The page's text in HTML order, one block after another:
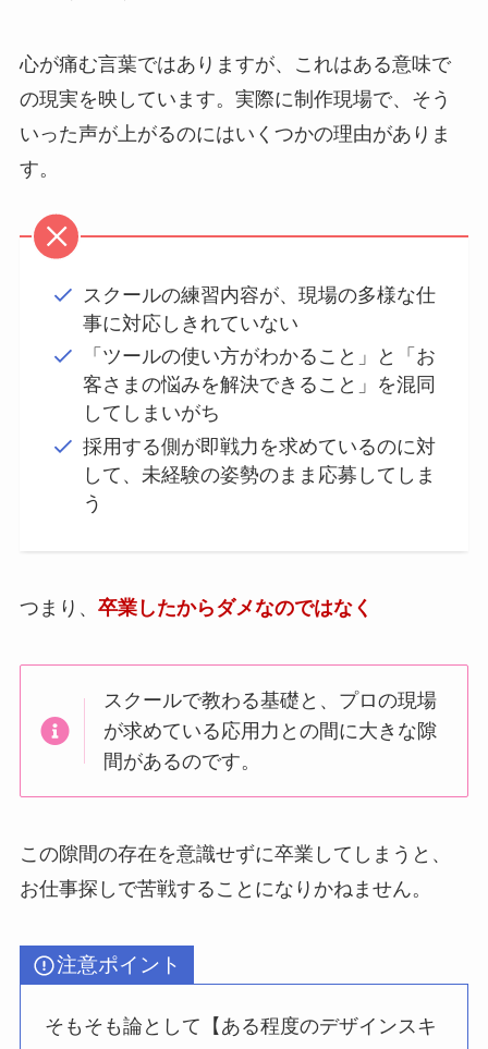
心が痛む言葉ではありますが、これはある意味で
の現実を映しています。実際に制作現場で、そう
いった声が上がるのにはいくつかの理由がありま
す。
スクールの練習内容が、現場の多様な仕
事に対応しきれていない
「ツールの使い方がわかること」と「お
客さまの悩みを解決できること」を混同
してしまいがち
採用する側が即戦力を求めているのに対
して、未経験の姿勢のまま応募してしま
う
つまり、 卒業したからダメなのではなく
スクールで教わる基礎と、プロの現場
が求めている応用力との間に大きな隙
間があるのです。
この隙間の存在を意識せずに卒業してしまうと、
お仕事探しで苦戦することになりかねません。
注意ポイント
そもそも論として【ある程度のデザインスキ